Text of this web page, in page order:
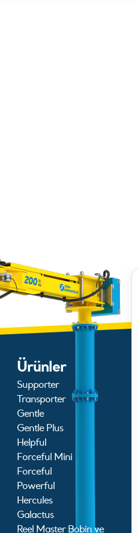
Ürünler
Supporter
Transporter
Gentle
Gentle Plus
Helpful
Forceful Mini
Forceful
Powerful
Hercules
Galactus
Reel Master Bobin ve